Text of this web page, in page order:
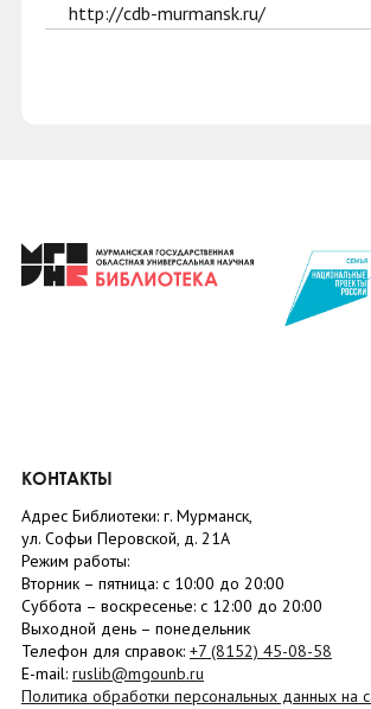
http://cdb-murmansk.ru/
КОНТАКТЫ
Адрес Библиотеки: г. Мурманск,
ул. Софьи Перовской, д. 21А
Режим работы:
Вторник – пятница: с 10:00 до 20:00
Суббота – воскресенье: c 12:00 до 20:00
Выходной день – понедельник
Телефон для справок: +7 (8152) 45-08-58
E-mail: ruslib@mgounb.ru
Политика обработки персональных данных на